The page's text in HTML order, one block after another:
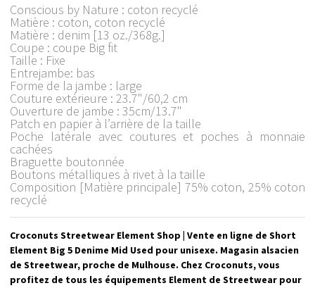
Conscious by Nature : coton recyclé
Matière : coton, coton recyclé
Matière : denim [13 oz./368g.]
Coupe : coupe Big fit
Taille : Fixe
Entrejambe: bas
Forme de la jambe : large
Couture extérieure : 23.7"/60,2 cm
Ouverture de jambe : 35cm/13.7"
Patch en papier à l’arrière de la taille
Poche latérale avec coutures et poches à monnaie
cachées
Braguette boutonnée
Boutons métalliques à rivet à la taille
Composition [Matière principale] 75% coton, 25% coton
recyclé
Croconuts Streetwear Element Shop | Vente en ligne de Short
Element Big 5 Denime Mid Used pour unisexe. Magasin alsacien
de Streetwear, proche de Mulhouse. Chez Croconuts, vous
profitez de tous les équipements Element de Streetwear pour